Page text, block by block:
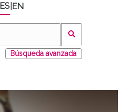
ES EN
Búsqueda avanzada